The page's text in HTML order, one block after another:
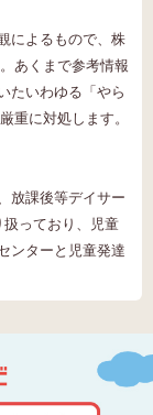
によるもので、株
あくまで参考情報
たいわゆる「やら
重に対処します。
放課後等デイサー
っており、児童
ンターと児童発達